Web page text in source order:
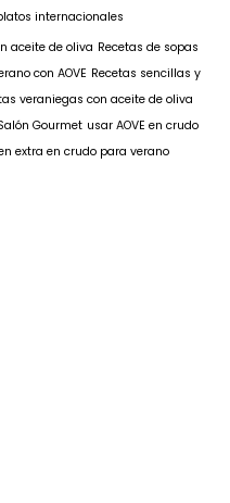
internacionales
aceite de oliva Recetas de sopas
con AOVE Recetas sencillas y
veraniegas con aceite de oliva
Gourmet usar AOVE en crudo
extra en crudo para verano